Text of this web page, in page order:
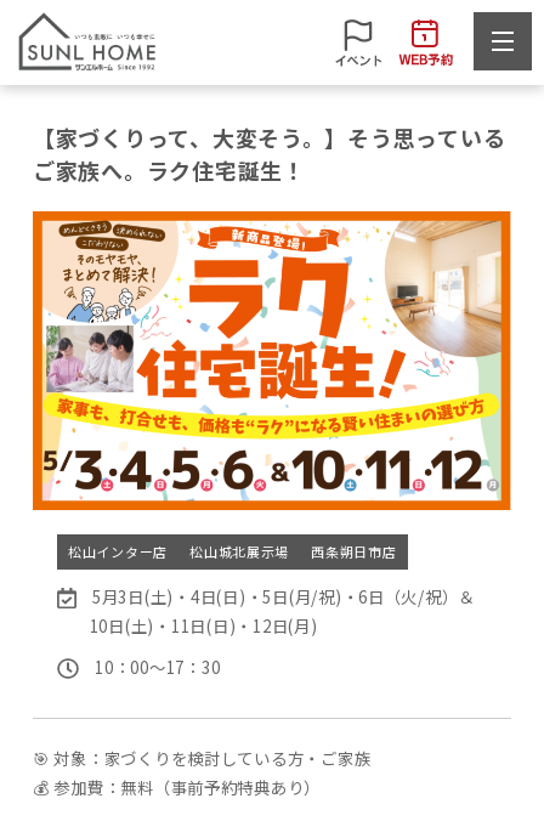
【家づくりって、大変そう。】そう思っている
ご家族へ。ラク住宅誕生！
松山インター店 松山城北展示場 西条朔日市店
5月3日(土)・4日(日)・5日(月/祝)・6日（火/祝）＆
10日(土)・11日(日)・12日(月)
10：00〜17：30
🎯 対象：家づくりを検討している方・ご家族
💰 参加費：無料（事前予約特典あり）